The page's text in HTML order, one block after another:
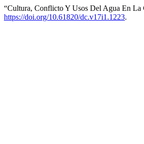
“Cultura, Conflicto Y Usos Del Agua En
https://doi.org/10.61820/dc.v17i1.1223.